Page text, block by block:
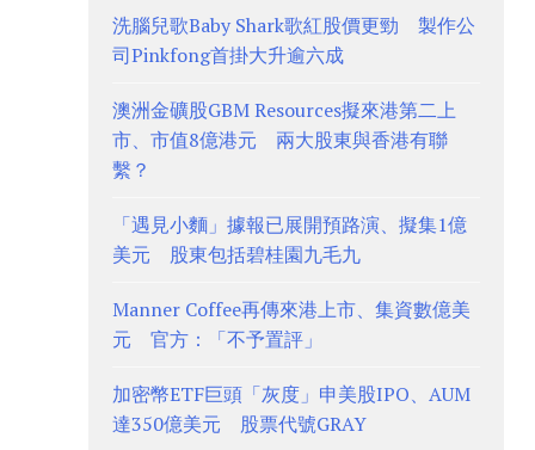
洗腦兒歌Baby Shark歌紅股價更勁 製作公
司Pinkfong首掛大升逾六成
澳洲金礦股GBM Resources擬來港第二上
市、市值8億港元 兩大股東與香港有聯
繫？
「遇見小麵」據報已展開預路演、擬集1億
美元 股東包括碧桂園九毛九
Manner Coffee再傳來港上市、集資數億美
元 官方：「不予置評」
加密幣ETF巨頭「灰度」申美股IPO、AUM
達350億美元 股票代號GRAY